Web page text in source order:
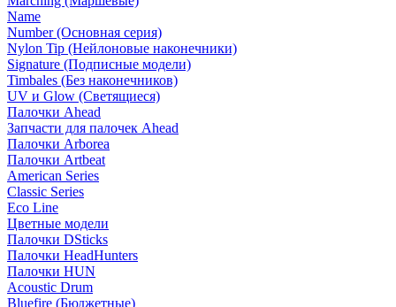
Name
Number (Основная серия)
Nylon Tip (Нейлоновые наконечники)
Signature (Подписные модели)
Timbales (Без наконечников)
UV и Glow (Светящиеся)
Палочки Ahead
Запчасти для палочек Ahead
Палочки Arborea
Палочки Artbeat
American Series
Classic Series
Eco Line
Цветные модели
Палочки DSticks
Палочки HeadHunters
Палочки HUN
Acoustic Drum
Bluefire (Бюджетные)